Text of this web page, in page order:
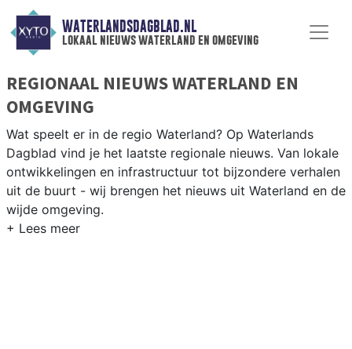
WATERLANDSDAGBLAD.NL
lokaal nieuws waterland en omgeving
REGIONAAL NIEUWS WATERLAND EN
OMGEVING
Wat speelt er in de regio Waterland? Op Waterlands
Dagblad vind je het laatste regionale nieuws. Van lokale
ontwikkelingen en infrastructuur tot bijzondere verhalen
uit de buurt - wij brengen het nieuws uit Waterland en de
wijde omgeving.